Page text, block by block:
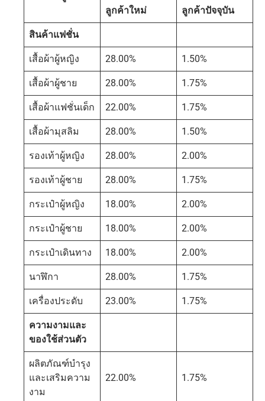
ลูกค้าใหม่
ลูกค้าปัจจุบัน
สินค้าแฟชั่น
เสื้อผ้าผู้หญิง 28.00% 1.50%
เสื้อผ้าผู้ชาย 28.00% 1.75%
เสื้อผ้าแฟชั่นเด็ก 22.00% 1.75%
เสื้อผ้ามุสลิม 28.00% 1.50%
รองเท้าผู้หญิง 28.00% 2.00%
รองเท้าผู้ชาย 28.00% 1.75%
กระเป๋าผู้หญิง 18.00% 2.00%
กระเป๋าผู้ชาย 18.00% 2.00%
กระเป๋าเดินทาง 18.00% 2.00%
นาฬิกา 28.00% 1.75%
เครื่องประดับ 23.00% 1.75%
ความงามและ
ของใช้ส่วนตัว
ผลิตภัณฑ์บำรุง
และเสริมความ
งาม
22.00% 1.75%